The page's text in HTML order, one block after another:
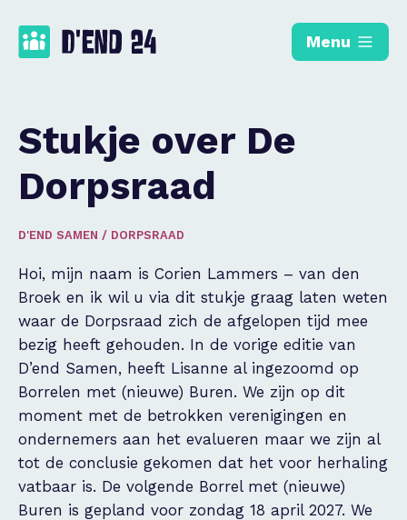
Menu
Stukje over De
Dorpsraad
D'END SAMEN / DORPSRAAD
Hoi, mijn naam is Corien Lammers – van den
Broek en ik wil u via dit stukje graag laten weten
waar de Dorpsraad zich de afgelopen tijd mee
bezig heeft gehouden. In de vorige editie van
D’end Samen, heeft Lisanne al ingezoomd op
Borrelen met (nieuwe) Buren. We zijn op dit
moment met de betrokken verenigingen en
ondernemers aan het evalueren maar we zijn al
tot de conclusie gekomen dat het voor herhaling
vatbaar is. De volgende Borrel met (nieuwe)
Buren is gepland voor zondag 18 april 2027. We